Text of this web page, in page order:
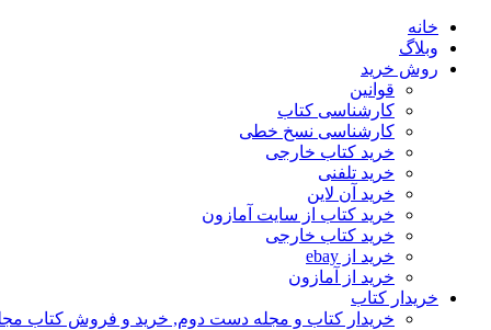
خانه
وبلاگ
روش خرید
قوانین
کارشناسی کتاب
کارشناسی نسخ خطی
خرید کتاب خارجی
خرید تلفنی
خرید آن لاین
خرید کتاب از سایت آمازون
خرید کتاب خارجی
خرید از ebay
خرید از آمازون
خریدار کتاب
خریدار کتاب و مجله دست دوم, خرید و فروش کتاب